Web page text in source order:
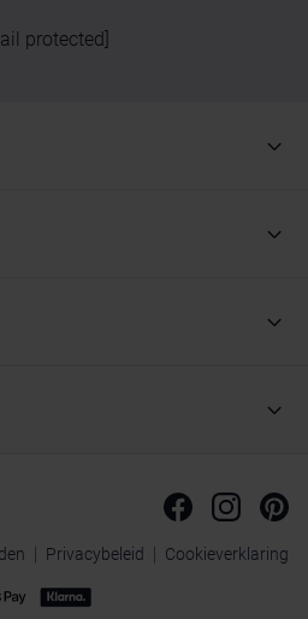
protected]
Privacybeleid Cookieverklaring